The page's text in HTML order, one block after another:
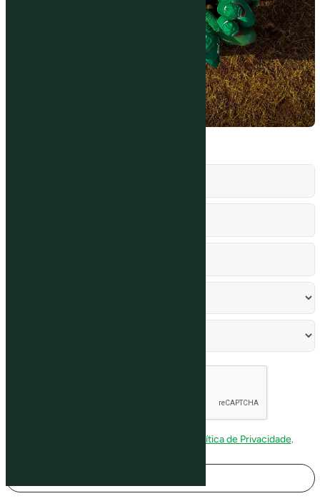
Política de Privacidade.